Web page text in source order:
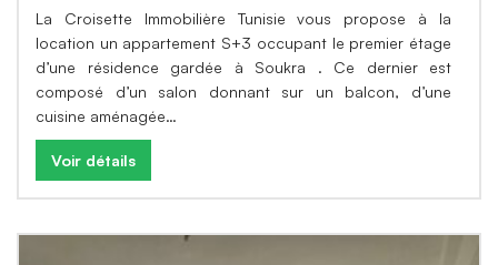
La Croisette Immobilière Tunisie vous propose à la
location un appartement S+3 occupant le premier étage
d’une résidence gardée à Soukra . Ce dernier est
composé d’un salon donnant sur un balcon, d’une
cuisine aménagée…
Voir détails